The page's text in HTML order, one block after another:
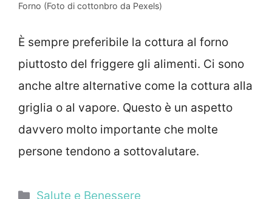
Forno (Foto di cottonbro da Pexels)
È sempre preferibile la cottura al forno
piuttosto del friggere gli alimenti. Ci sono
anche altre alternative come la cottura alla
griglia o al vapore. Questo è un aspetto
davvero molto importante che molte
persone tendono a sottovalutare.
Categorie
Salute e Benessere